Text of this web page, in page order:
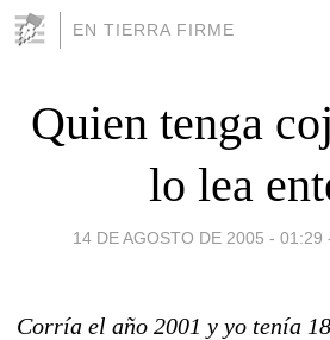
EN TIERRA FIRME
Quien tenga
lo lea
14 DE AGOSTO DE 2005 - 01:29
Corría el año 2001 y yo tenía